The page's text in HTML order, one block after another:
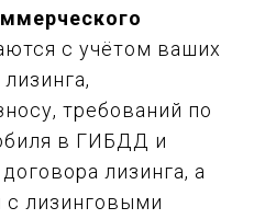
с учётом ваших
требований по
в ГИБДД и
лизинга, а
с лизинговыми